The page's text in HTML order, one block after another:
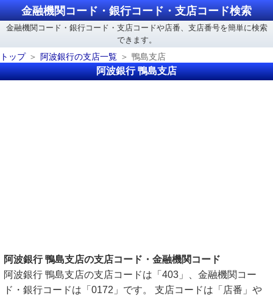
金融機関コード・銀行コード・支店コード検索
金融機関コード・銀行コード・支店コードや店番、支店番号を簡単に検索
できます。
トップ
阿波銀行の支店一覧 鴨島支店
阿波銀行 鴨島支店
阿波銀行 鴨島支店の支店コード・金融機関コード
阿波銀行 鴨島支店の支店コードは「403」、金融機関コー
ド・銀行コードは「0172」です。 支店コードは「店番」や